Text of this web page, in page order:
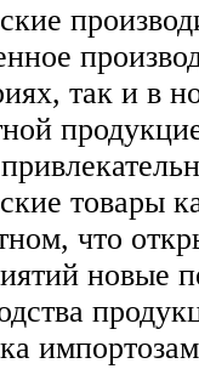
так и в
товары
что
новые